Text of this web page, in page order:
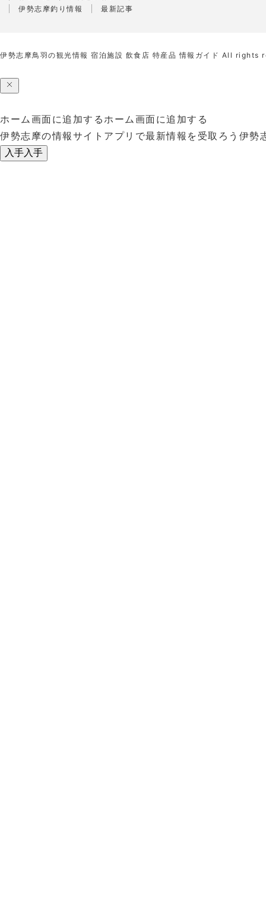
伊勢志摩釣り情報
最新記事
伊勢志摩鳥羽の観光情報 宿泊施設 飲食店 特産品 情報ガイド All rights
ホーム画面に追加する ホーム画面に追加する
伊勢志摩の情報サイトアプリで最新情報を受取ろう 伊勢
入手入手